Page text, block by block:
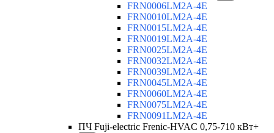
FRN0006LM2A-4E
FRN0010LM2A-4E
FRN0015LM2A-4E
FRN0019LM2A-4E
FRN0025LM2A-4E
FRN0032LM2A-4E
FRN0039LM2A-4E
FRN0045LM2A-4E
FRN0060LM2A-4E
FRN0075LM2A-4E
FRN0091LM2A-4E
ПЧ Fuji-electric Frenic-HVAC 0,75-710 кВт+